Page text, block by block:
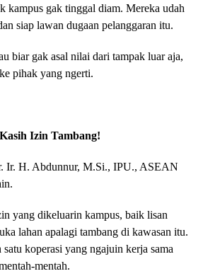
kampus gak tinggal diam. Mereka udah
siap lawan dugaan pelanggaran itu.
biar gak asal nilai dari tampak luar aja,
pihak yang ngerti.
Izin Tambang!
Ir. H. Abdunnur, M.Si., IPU., ASEAN
yang dikeluarin kampus, baik lisan
lahan apalagi tambang di kawasan itu.
koperasi yang ngajuin kerja sama
mentah.